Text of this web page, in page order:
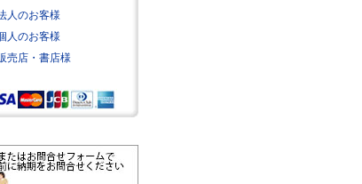
人のお客様
人のお客様
売店・書店様